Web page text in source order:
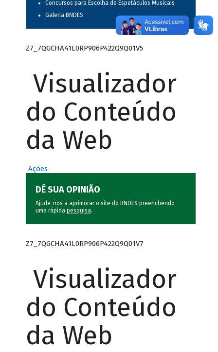
Concursos para Escolha de Espetáculos Musicais
Galeria BNDES
Z7_7QGCHA41L0RP906P422Q9Q01V5
Visualizador
do Conteúdo
da Web
Ações
DÊ SUA OPINIÃO
Ajude-nos a aprimorar o site do BNDES preenchendo
uma rápida pesquisa.
Z7_7QGCHA41L0RP906P422Q9Q01V7
Visualizador
do Conteúdo
da Web